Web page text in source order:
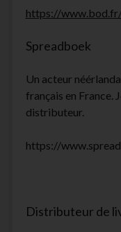
https://
Spreadboek
Un acteur
français en France.
distributeur.
https://
Distributeur de